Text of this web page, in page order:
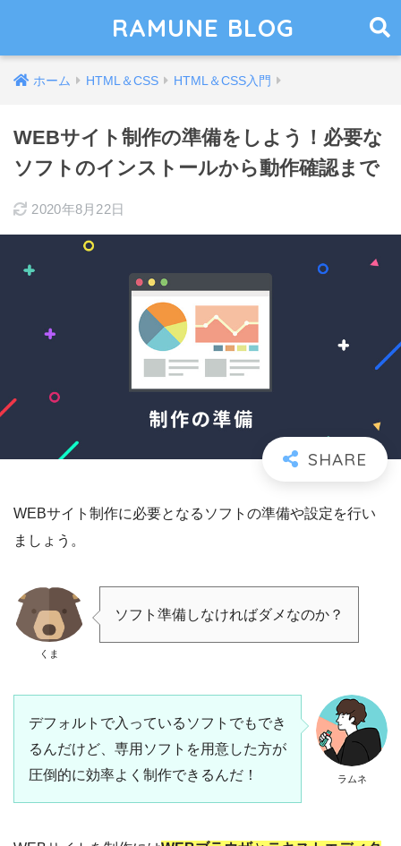
RAMUNE BLOG
ホーム HTML＆CSS HTML＆CSS入門
WEBサイト制作の準備をしよう！必要な
ソフトのインストールから動作確認まで
2020年8月22日
WEBサイト制作に必要となるソフトの準備や設定を行い
ましょう。
くま
ソフト準備しなければダメなのか？
ラムネ
デフォルトで入っているソフトでもでき
るんだけど、専用ソフトを用意した方が
圧倒的に効率よく制作できるんだ！